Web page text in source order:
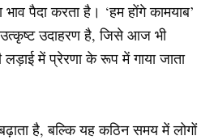
पैदा करता है। ‘हम होंगे कामयाब’
उदाहरण है, जिसे आज भी
में प्रेरणा के रूप में गाया जाता
है, बल्कि यह कठिन समय में लोगों